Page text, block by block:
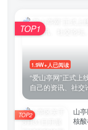
1.9W+人已阅读
“爱山亭网”正式上
自己的资讯、社交
TOP1
山
核
TOP2